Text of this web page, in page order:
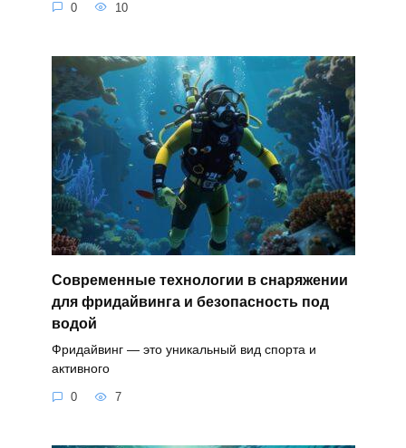
0 10
Современные технологии в снаряжении
для фридайвинга и безопасность под
водой
Фридайвинг — это уникальный вид спорта и
активного
0 7